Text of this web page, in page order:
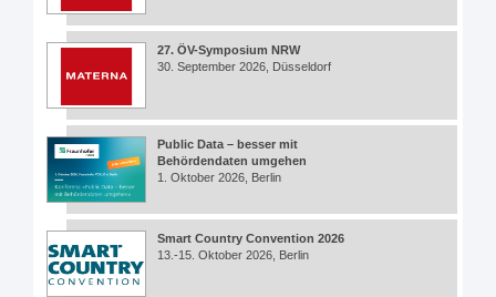
27. ÖV-Symposium NRW
30. September 2026, Düsseldorf
Public Data – besser mit
Behördendaten umgehen
1. Oktober 2026, Berlin
Smart Country Convention 2026
13.-15. Oktober 2026, Berlin